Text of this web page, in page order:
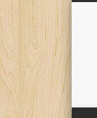
TwitterPinterestFlickr